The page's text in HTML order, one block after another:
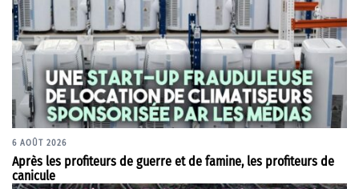
6 AOÛT 2026
Après les profiteurs de guerre et de famine, les profiteurs de
canicule